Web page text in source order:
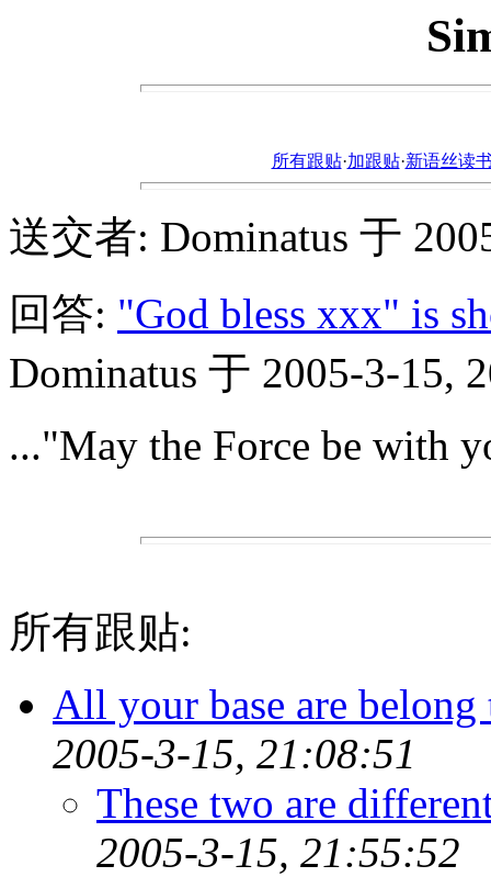
所有跟贴·加跟贴·新语丝读
送交者: Dominatus 于
回答: "God bless xxx" is
Dominatus 于 2005-3-15,
..."May the Force be with
所有跟贴:
All your base are belong
2005-3-15, 21:08:51
These two are
2005-3-15, 21:55:52